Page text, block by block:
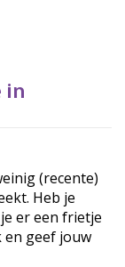
in
(recente)
Heb je
er een frietje
en geef jouw